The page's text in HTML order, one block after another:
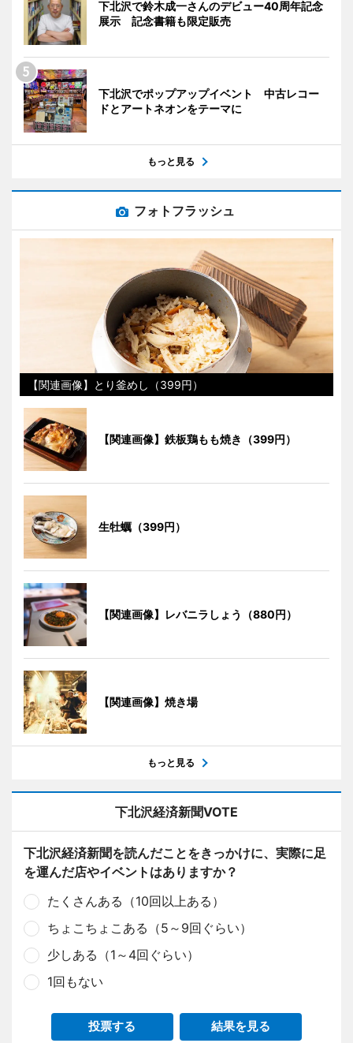
下北沢で鈴木成一さんのデビュー40周年記念
展示 記念書籍も限定販売
下北沢でポップアップイベント 中古レコー
ドとアートネオンをテーマに
もっと見る
フォトフラッシュ
【関連画像】とり釜めし（399円）
【関連画像】鉄板鶏もも焼き（399円）
生牡蠣（399円）
【関連画像】レバニラしょう（880円）
【関連画像】焼き場
もっと見る
下北沢経済新聞VOTE
下北沢経済新聞を読んだことをきっかけに、実際に足
を運んだ店やイベントはありますか？
たくさんある（10回以上ある）
ちょこちょこある（5～9回ぐらい）
少しある（1～4回ぐらい）
1回もない
投票する 結果を見る